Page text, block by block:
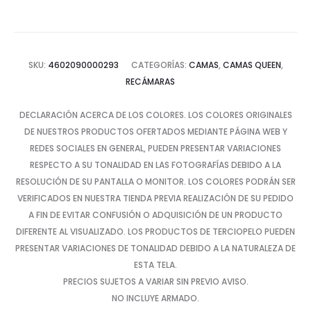
SKU: 4602090000293 CATEGORÍAS: CAMAS, CAMAS QUEEN,
RECÁMARAS
DECLARACIÓN ACERCA DE LOS COLORES. LOS COLORES ORIGINALES
DE NUESTROS PRODUCTOS OFERTADOS MEDIANTE PÁGINA WEB Y
REDES SOCIALES EN GENERAL, PUEDEN PRESENTAR VARIACIONES
RESPECTO A SU TONALIDAD EN LAS FOTOGRAFÍAS DEBIDO A LA
RESOLUCIÓN DE SU PANTALLA O MONITOR. LOS COLORES PODRÁN SER
VERIFICADOS EN NUESTRA TIENDA PREVIA REALIZACIÓN DE SU PEDIDO
A FIN DE EVITAR CONFUSIÓN O ADQUISICIÓN DE UN PRODUCTO
DIFERENTE AL VISUALIZADO. LOS PRODUCTOS DE TERCIOPELO PUEDEN
PRESENTAR VARIACIONES DE TONALIDAD DEBIDO A LA NATURALEZA DE
ESTA TELA.
PRECIOS SUJETOS A VARIAR SIN PREVIO AVISO.
NO INCLUYE ARMADO.